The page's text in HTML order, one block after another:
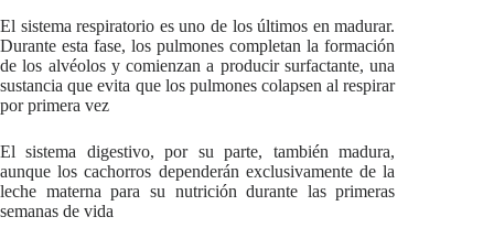
El sistema respiratorio es uno de los últimos en madurar.
Durante esta fase, los pulmones completan la formación
de los alvéolos y comienzan a producir surfactante, una
sustancia que evita que los pulmones colapsen al respirar
por primera vez
El sistema digestivo, por su parte, también madura,
aunque los cachorros dependerán exclusivamente de la
leche materna para su nutrición durante las primeras
semanas de vida